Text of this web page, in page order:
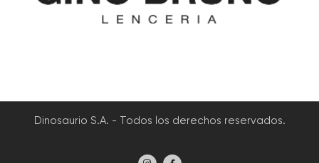
Dinosaurio S.A. - Todos los derechos reservados.